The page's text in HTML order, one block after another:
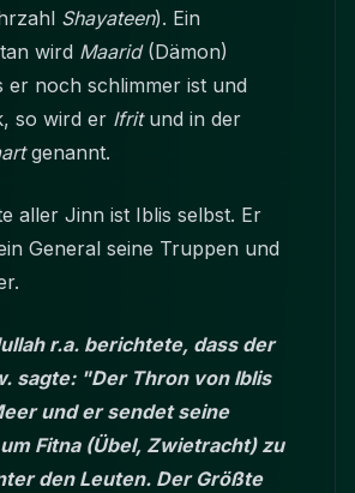
Shayateen). Ein
wird Maarid (Dämon)
er noch schlimmer ist und
so wird er Ifrit und in der
genannt.
aller Jinn ist Iblis selbst. Er
General seine Truppen und
r.a. berichtete, dass der
sagte: "Der Thron von Iblis
und er sendet seine
Fitna (Übel, Zwietracht) zu
den Leuten. Der Größte